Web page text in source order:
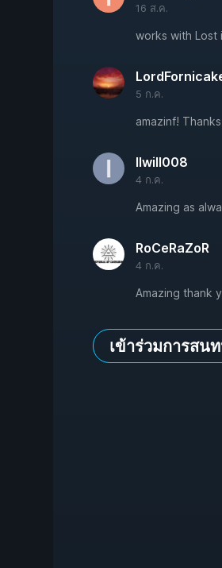
16 ส.ค.
works with Lost
5 ก.ค.
amazinf!
Ilwill008
4 ก.ค.
Amazing as
RoCeRaZoR
4 ก.ค.
Amazing thank
เข้าร่วมการสน